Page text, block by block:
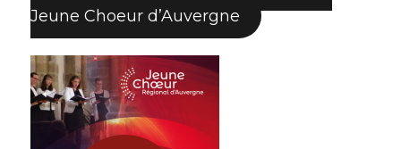
Jeune Choeur d’Auvergne